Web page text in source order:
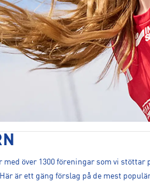
med över 1300 föreningar som vi
är ett gäng förslag på de mest